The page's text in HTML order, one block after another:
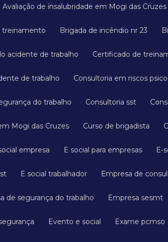
Avaliação de insalubridade em Mogi das Cruzes
treinamento Brigada de incêndio nr 23
acidente de trabalho Certificado de
de trabalho Consultoria em riscos
do trabalho Consultoria sst
Mogi das Cruzes Curso de brigadista
social empresa E social para empresas
E social trabalhador Empresa de
de segurança do trabalho Empresa sesmt
Evento e social Exame pcmso